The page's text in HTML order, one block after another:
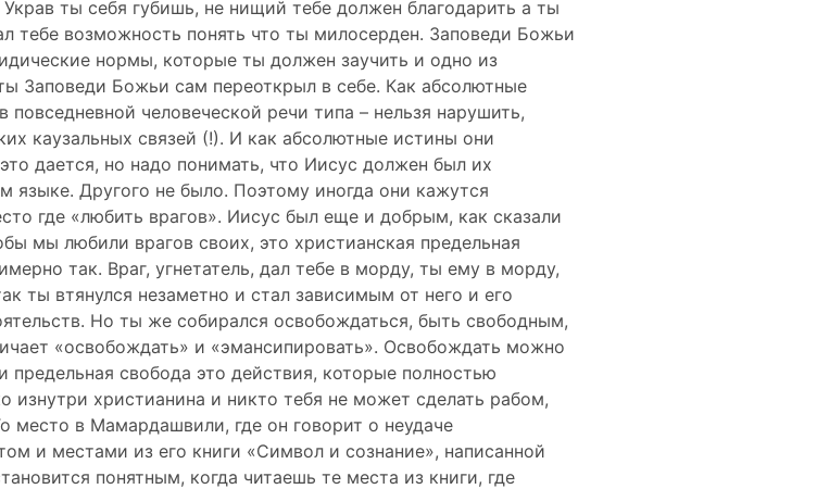
ты себя губишь, не нищий тебе должен благодарить а ты
тебе возможность понять что ты милосерден. Заповеди Божьи
нормы, которые ты должен заучить и одно из
Заповеди Божьи сам переоткрыл в себе. Как абсолютные
человеческой речи типа – нельзя нарушить,
каузальных связей (!). И как абсолютные истины они
дается, но надо понимать, что Иисус должен был их
языке. Другого не было. Поэтому иногда они кажутся
где «любить врагов». Иисус был еще и добрым, как сказали
мы любили врагов своих, это христианская предельная
так. Враг, угнетатель, дал тебе в морду, ты ему в морду,
ты втянулся незаметно и стал зависимым от него и его
Но ты же собирался освобождаться, быть свободным,
«освобождать» и «эмансипировать». Освобождать можно
предельная свобода это действия, которые полностью
изнутри христианина и никто тебя не может сделать рабом,
место в Мамардашвили, где он говорит о неудаче
и местами из его книги «Символ и сознание», написанной
понятным, когда читаешь те места из книги, где